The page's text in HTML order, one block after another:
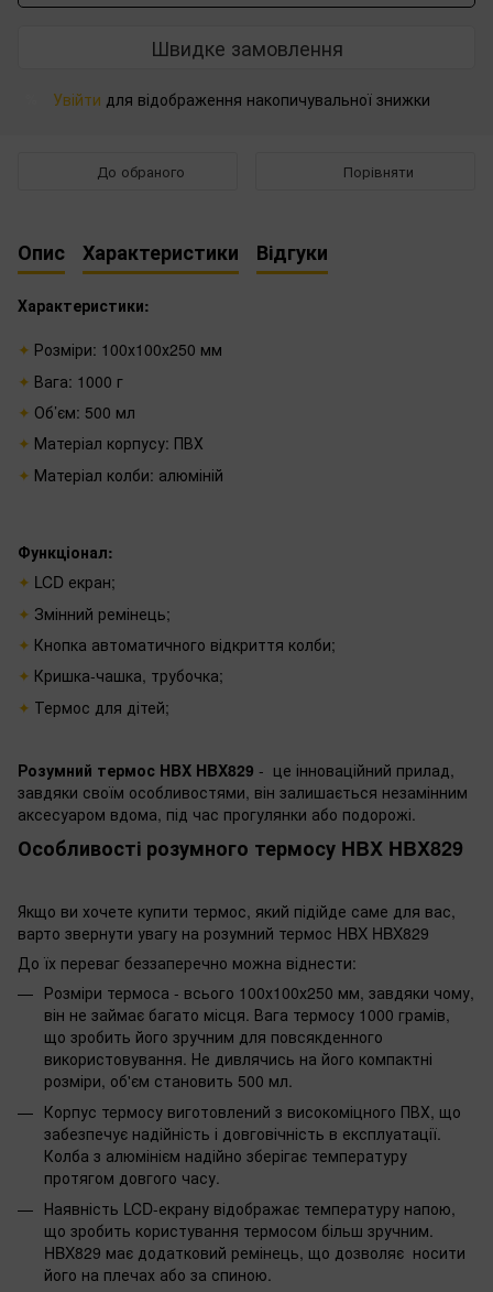
Швидке замовлення
Увійти для відображення накопичувальної знижки
До обраного Порівняти
Опис Характеристики Відгуки
Характеристики:
Розміри: 100х100х250 мм
Вага: 1000 г
Об’єм: 500 мл
Матеріал корпусу: ПВХ
Матеріал колби: алюміній
Функціонал:
LCD екран;
Змінний ремінець;
Кнопка автоматичного відкриття колби;
Кришка-чашка, трубочка;
Термос для дітей;
Розумний термос HBX HBX829 - це інноваційний прилад,
завдяки своїм особливостями, він залишається незамінним
аксесуаром вдома, під час прогулянки або подорожі.
Особливості розумного термосу HBX HBX829
Якщо ви хочете купити термос, який підійде саме для вас,
варто звернути увагу на розумний термос HBX HBX829
До їх переваг беззаперечно можна віднести:
Розміри термоса - всього 100х100х250 мм, завдяки чому,
він не займає багато місця. Вага термосу 1000 грамів,
що зробить його зручним для повсякденного
використовування. Не дивлячись на його компактні
розміри, об'єм становить 500 мл.
Корпус термосу виготовлений з високоміцного ПВХ, що
забезпечує надійність і довговічність в експлуатації.
Колба з алюмінієм надійно зберігає температуру
протягом довгого часу.
Наявність LCD-екрану відображає температуру напою,
що зробить користування термосом більш зручним.
HBX829 має додатковий ремінець, що дозволяє носити
його на плечах або за спиною.